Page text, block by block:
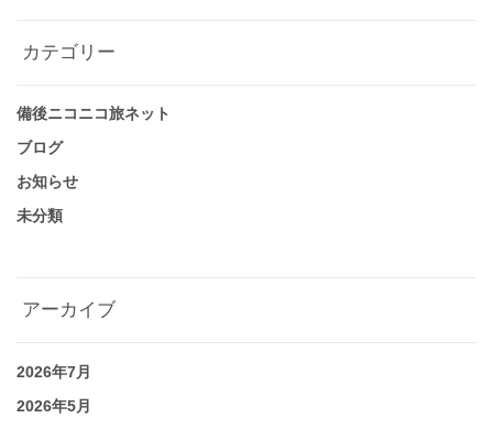
カテゴリー
備後ニコニコ旅ネット
ブログ
お知らせ
未分類
アーカイブ
2026年7月
2026年5月